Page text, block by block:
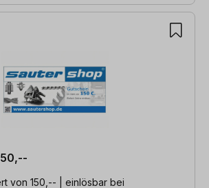
von 150,-- | einlösbar bei